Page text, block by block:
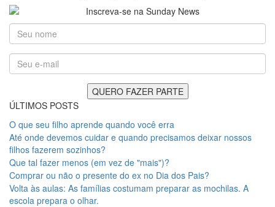
ÚLTIMOS POSTS
O que seu filho aprende quando você erra
Até onde devemos cuidar e quando precisamos deixar nossos
filhos fazerem sozinhos?
Que tal fazer menos (em vez de "mais")?
Comprar ou não o presente do ex no Dia dos Pais?
Volta às aulas: As famílias costumam preparar as mochilas. A
escola prepara o olhar.